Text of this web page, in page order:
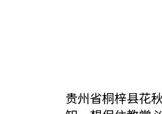
贵州省桐梓县花